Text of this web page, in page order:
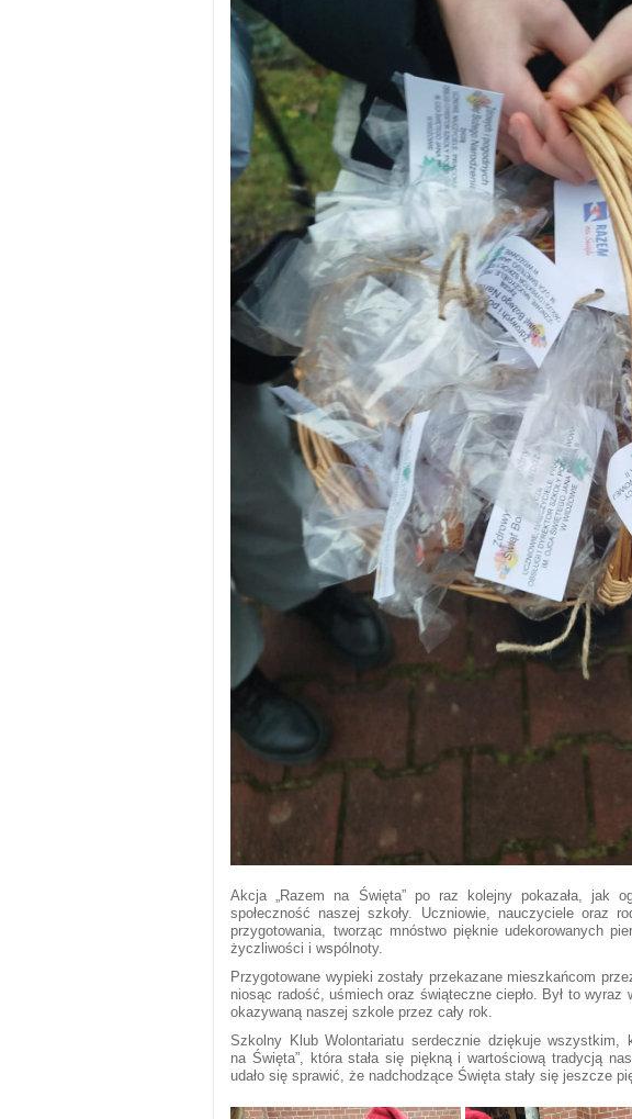
Akcja „Razem na Święta” po raz kolejny pokazała, jak
społeczność naszej szkoły. Uczniowie, nauczyciele oraz
przygotowania, tworząc mnóstwo pięknie udekorowanych
życzliwości i wspólnoty.
Przygotowane wypieki zostały przekazane mieszkańcom
niosąc radość, uśmiech oraz świąteczne ciepło. Był to
okazywaną naszej szkole przez cały rok.
Szkolny Klub Wolontariatu serdecznie dziękuje wszystkim,
na Święta”, która stała się piękną i wartościową tradycją
udało się sprawić, że nadchodzące Święta stały się jeszcze